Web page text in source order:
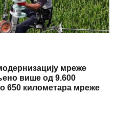
мреже
више од 9.600
650 километара мреже